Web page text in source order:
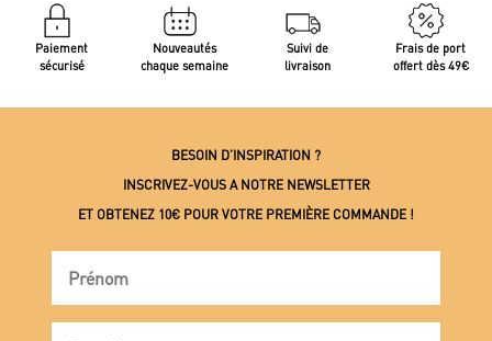
Paiement
sécurisé
Nouveautés
chaque semaine
Suivi de
livraison
Frais de port
offert dès 49€
BESOIN D’INSPIRATION ?
INSCRIVEZ-VOUS A NOTRE NEWSLETTER
ET OBTENEZ 10€ POUR VOTRE PREMIÈRE COMMANDE !